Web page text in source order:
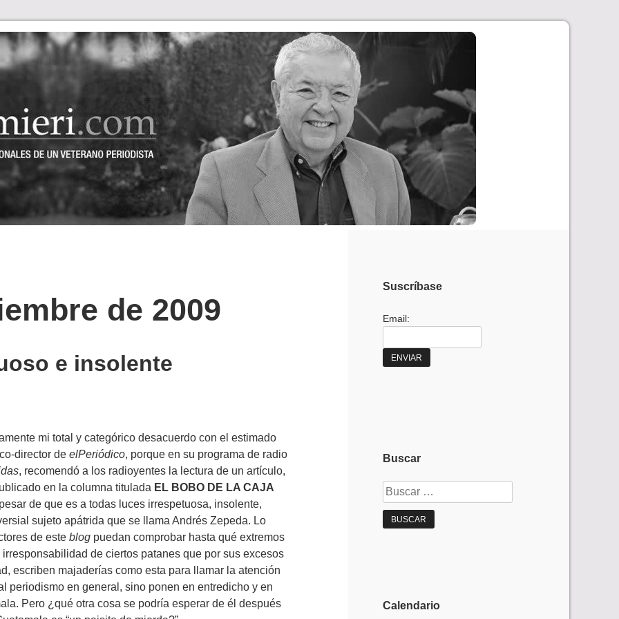
de 2009
e insolente
mi total y categórico desacuerdo con el estimado
director de elPeriódico, porque en su programa de radio
, recomendó a los radioyentes la lectura de un artículo,
en la columna titulada EL BOBO DE LA CAJA
de que es a todas luces irrespetuosa, insolente,
sujeto apátrida que se llama Andrés Zepeda. Lo
de este blog puedan comprobar hasta qué extremos
de ciertos patanes que por sus excesos
escriben majaderías como esta para llamar la atención
periodismo en general, sino ponen en entredicho y en
Pero ¿qué otra cosa se podría esperar de él después
Suscríbase
Email:
Buscar
Buscar:
Calendario